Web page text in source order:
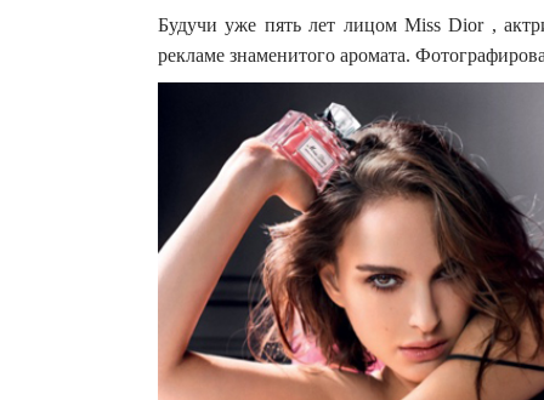
Будучи уже пять лет лицом Miss Dior ,
рекламе знаменитого аромата.